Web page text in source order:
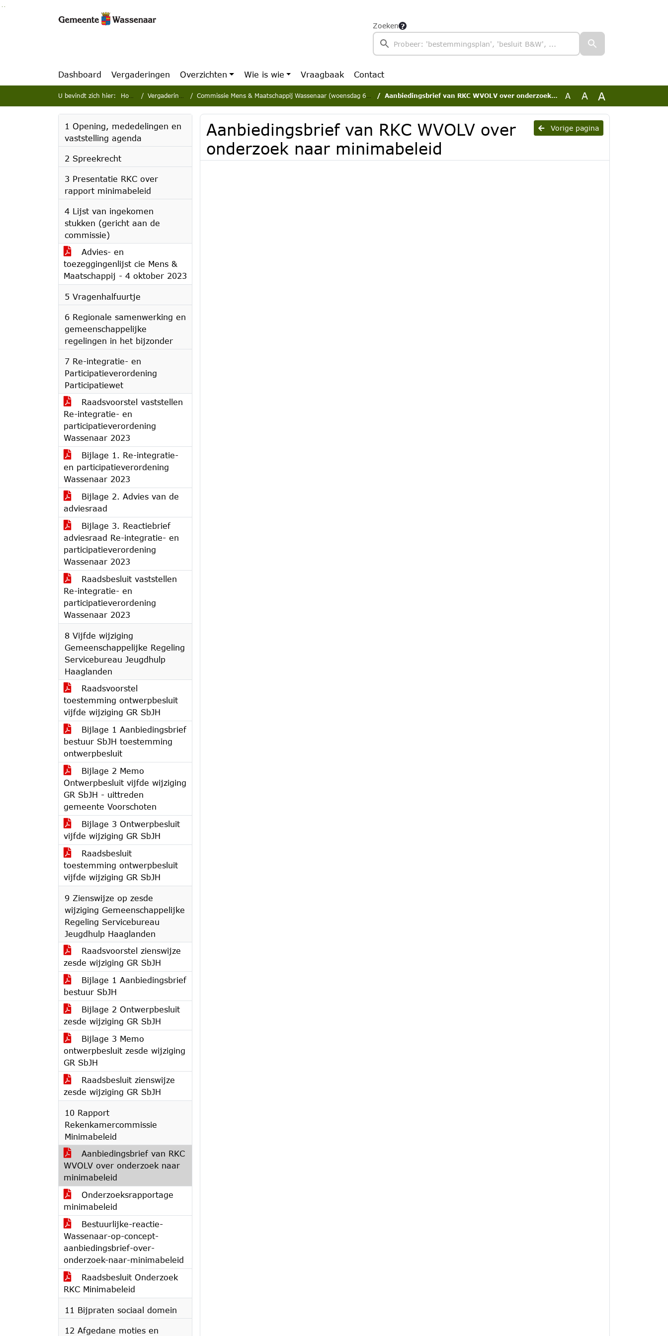
Ga naar de inhoud van deze pagina
Zoeken
Dashboard Vergaderingen Overzichten Wie is wie Vraagbaak Contact
U bevindt zich hier: Home Vergaderingen Commissie Mens & Maatschappij Wassenaar (woensdag 6 december 2023) Aanbiedingsbrief van RKC WVOLV over onderzoek naar minimabeleid A A A
1 Opening, mededelingen en
vaststelling agenda
2 Spreekrecht
3 Presentatie RKC over
rapport minimabeleid
4 Lijst van ingekomen
stukken (gericht aan de
commissie)
Advies- en
toezeggingenlijst cie Mens &
Maatschappij - 4 oktober 2023
5 Vragenhalfuurtje
6 Regionale samenwerking en
gemeenschappelijke
regelingen in het bijzonder
7 Re-integratie- en
Participatieverordening
Participatiewet
Raadsvoorstel vaststellen
Re-integratie- en
participatieverordening
Wassenaar 2023
Bijlage 1. Re-integratie-
en participatieverordening
Wassenaar 2023
Bijlage 2. Advies van de
adviesraad
Bijlage 3. Reactiebrief
adviesraad Re-integratie- en
participatieverordening
Wassenaar 2023
Raadsbesluit vaststellen
Re-integratie- en
participatieverordening
Wassenaar 2023
8 Vijfde wijziging
Gemeenschappelijke Regeling
Servicebureau Jeugdhulp
Haaglanden
Raadsvoorstel
toestemming ontwerpbesluit
vijfde wijziging GR SbJH
Bijlage 1 Aanbiedingsbrief
bestuur SbJH toestemming
ontwerpbesluit
Bijlage 2 Memo
Ontwerpbesluit vijfde wijziging
GR SbJH - uittreden
gemeente Voorschoten
Bijlage 3 Ontwerpbesluit
vijfde wijziging GR SbJH
Raadsbesluit
toestemming ontwerpbesluit
vijfde wijziging GR SbJH
9 Zienswijze op zesde
wijziging Gemeenschappelijke
Regeling Servicebureau
Jeugdhulp Haaglanden
Raadsvoorstel zienswijze
zesde wijziging GR SbJH
Bijlage 1 Aanbiedingsbrief
bestuur SbJH
Bijlage 2 Ontwerpbesluit
zesde wijziging GR SbJH
Bijlage 3 Memo
ontwerpbesluit zesde wijziging
GR SbJH
Raadsbesluit zienswijze
zesde wijziging GR SbJH
10 Rapport
Rekenkamercommissie
Minimabeleid
Aanbiedingsbrief van RKC
WVOLV over onderzoek naar
minimabeleid
Onderzoeksrapportage
minimabeleid
Bestuurlijke-reactie-
Wassenaar-op-concept-
aanbiedingsbrief-over-
onderzoek-naar-minimabeleid
Raadsbesluit Onderzoek
RKC Minimabeleid
11 Bijpraten sociaal domein
12 Afgedane moties en
Vorige pagina
Aanbiedingsbrief van RKC WVOLV over
onderzoek naar minimabeleid